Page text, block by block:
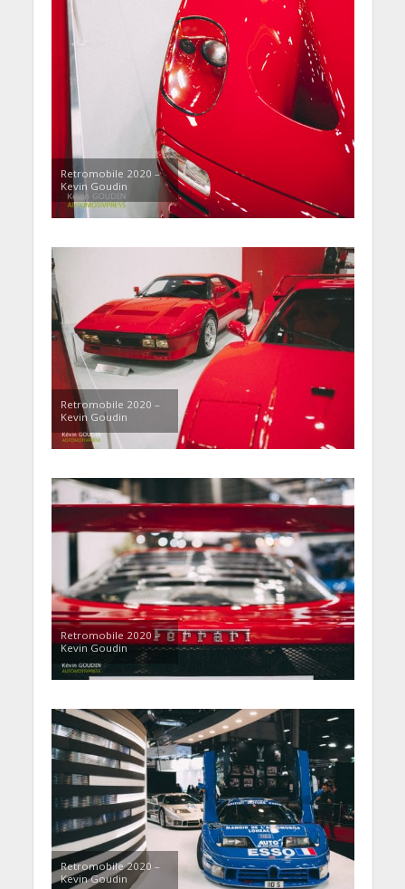
Retromobile 2020 –
Kevin Goudin
Retromobile 2020 –
Kevin Goudin
Retromobile 2020 –
Kevin Goudin
Retromobile 2020 –
Kevin Goudin